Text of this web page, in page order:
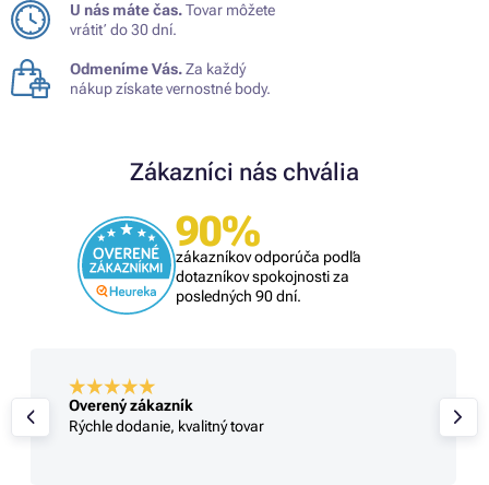
U nás máte čas.Tovar môžete
vrátiť do 30 dní.
Odmeníme Vás.Za každý
nákup získate vernostné body.
Zákazníci nás chvália
90%
zákazníkov odporúča podľa
dotazníkov spokojnosti za
posledných 90 dní.
Overený zákazník
Rýchle dodanie, kvalitný tovar